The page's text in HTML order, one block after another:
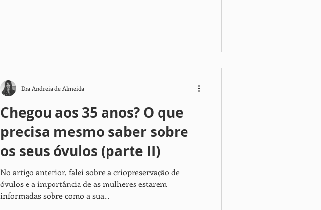
Chegou aos 35 anos? O que
precisa mesmo saber sobre
os seus óvulos (parte II)
No artigo anterior, falei sobre a criopreservação de
óvulos e a importância de as mulheres estarem
informadas sobre como a sua...
Dra Andreia de Almeida